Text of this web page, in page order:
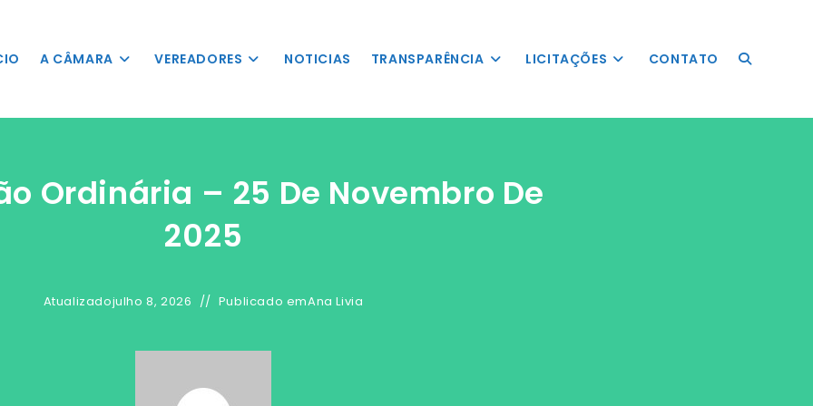
A CÂMARA VEREADORES NOTICIAS TRANSPARÊNCIA LICITAÇÕES CONTATO ALTERNAR
Ordinária – 25 De Novembro De
2025
Atualizadojulho 8, 2026 Publicado emAna Livia